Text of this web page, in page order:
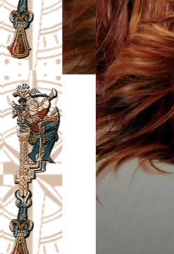
V
A
Č